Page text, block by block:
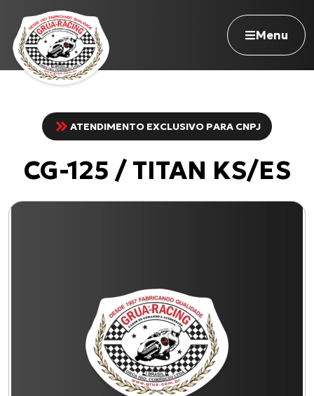
Menu
Navegue pelo site
Nossa história
ATENDIMENTO EXCLUSIVO PARA CNPJ
CG-125 / TITAN KS/ES